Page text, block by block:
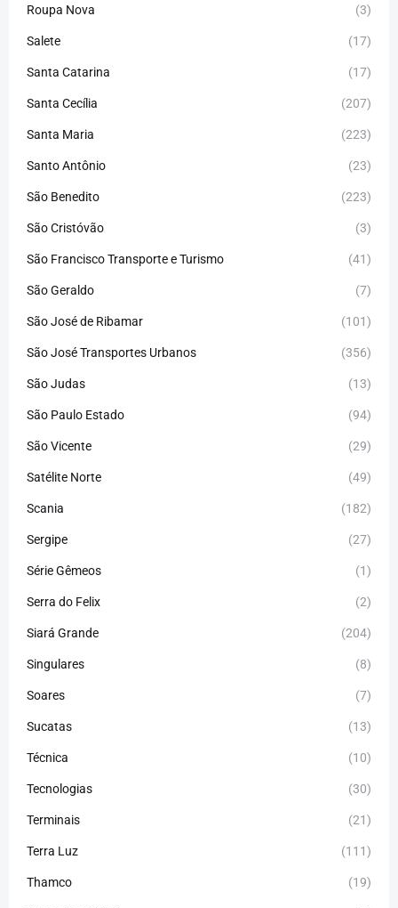
Roupa Nova (3)
Salete (17)
Santa Catarina (17)
Santa Cecília (207)
Santa Maria (223)
Santo Antônio (23)
São Benedito (223)
São Cristóvão (3)
São Francisco Transporte e Turismo (41)
São Geraldo (7)
São José de Ribamar (101)
São José Transportes Urbanos (356)
São Judas (13)
São Paulo Estado (94)
São Vicente (29)
Satélite Norte (49)
Scania (182)
Sergipe (27)
Série Gêmeos (1)
Serra do Felix (2)
Siará Grande (204)
Singulares (8)
Soares (7)
Sucatas (13)
Técnica (10)
Tecnologias (30)
Terminais (21)
Terra Luz (111)
Thamco (19)